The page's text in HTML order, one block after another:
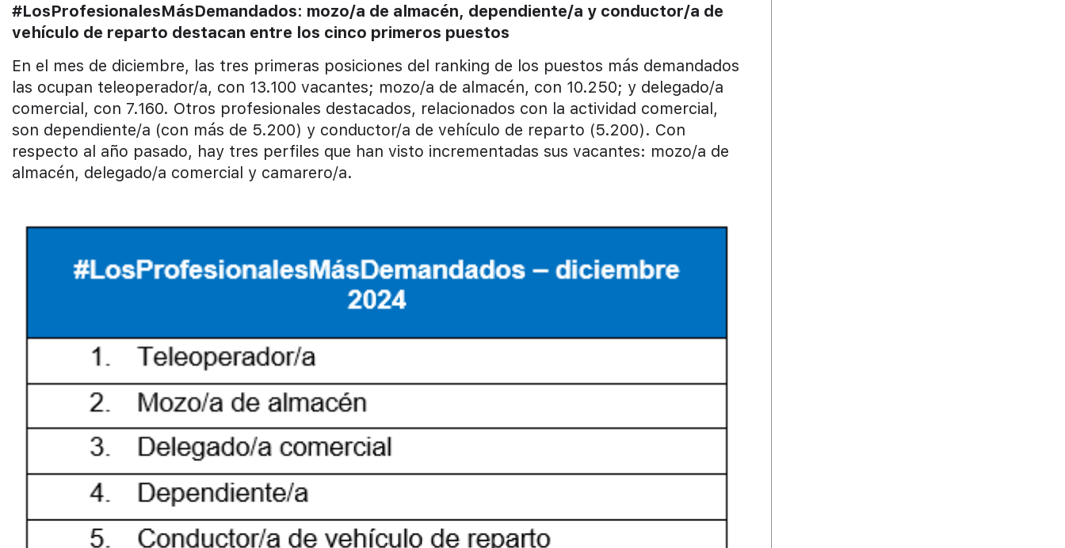
#LosProfesionalesMásDemandados: mozo/a de almacén, dependiente/a y conductor/a de
vehículo de reparto destacan entre los cinco primeros puestos
En el mes de diciembre, las tres primeras posiciones del ranking de los puestos más demandados
las ocupan teleoperador/a, con 13.100 vacantes; mozo/a de almacén, con 10.250; y delegado/a
comercial, con 7.160. Otros profesionales destacados, relacionados con la actividad comercial,
son dependiente/a (con más de 5.200) y conductor/a de vehículo de reparto (5.200). Con
respecto al año pasado, hay tres perfiles que han visto incrementadas sus vacantes: mozo/a de
almacén, delegado/a comercial y camarero/a.